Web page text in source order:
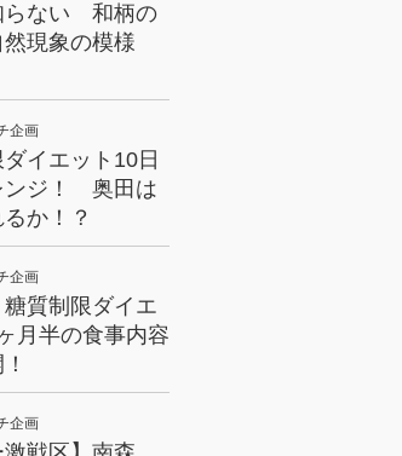
らない 和柄の
現象の模様
企画
イエット10日
ンジ！ 奥田は
か！？
企画
糖質制限ダイエ
月半の食事内容
企画